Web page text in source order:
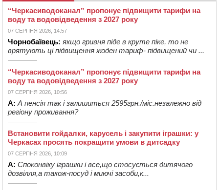
“Черкасиводоканал” пропонує підвищити тарифи на
воду та водовідведення з 2027 року
07 СЕРПНЯ 2026, 14:57
Чорнобаївець: якщо гривня піде в круте піке, то не
врятують ці підвищення жоден тариф- підвищений чи ...
“Черкасиводоканал” пропонує підвищити тарифи на
воду та водовідведення з 2027 року
07 СЕРПНЯ 2026, 10:56
А: А пенсія так і залишиться 2595грн./міс.незалежно від
регіону проживання?
Встановити гойдалки, карусель і закупити іграшки: у
Черкасах просять покращити умови в дитсадку
07 СЕРПНЯ 2026, 10:09
А: Споконвіку іграшки і все,що стосується дитячого
дозвілля,а також-посуд і миючі засоби,к...